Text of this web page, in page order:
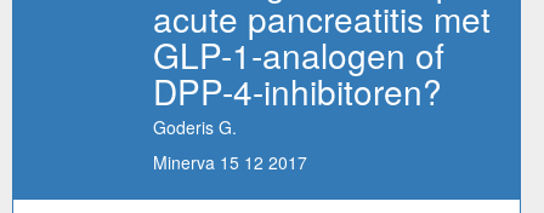
acute pancreatitis met
GLP-1-analogen of
DPP-4-inhibitoren?
Goderis G.
Minerva 15 12 2017